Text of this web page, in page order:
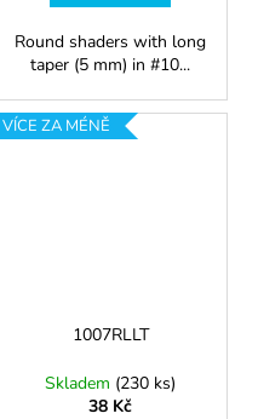
Round shaders with long
taper (5 mm) in #10...
VÍCE ZA MÉNĚ
1007RLLT
Skladem (230 ks)
38 Kč